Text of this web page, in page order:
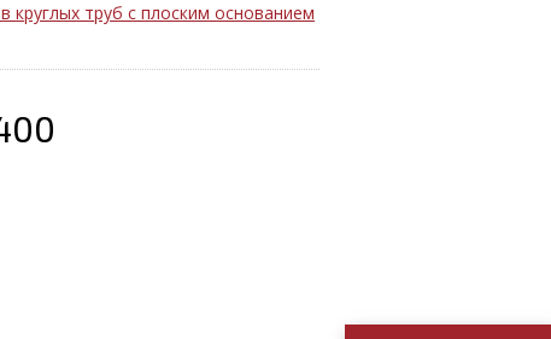
круглых труб с плоским основанием